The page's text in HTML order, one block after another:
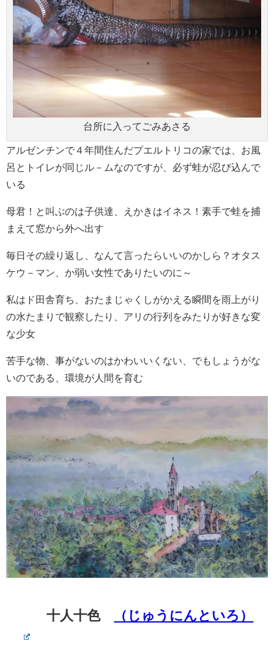
台所に入ってごみあさる
アルゼンチンで４年間住んだプエルトリコの家では、お風
呂とトイレが同じル－ムなのですが、必ず蛙が忍び込んで
いる
母君！と叫ぶのは子供達、えかきはイネス！素手で蛙を捕
まえて窓から外へ出す
毎日その繰り返し、なんて言ったらいいのかしら？オタス
ケウ－マン、か弱い女性でありたいのに～
私はド田舎育ち、おたまじゃくしがかえる瞬間を雨上がり
の水たまりで観察したり、アリの行列をみたりが好きな変
な少女
苦手な物、事がないのはかわいいくない、でもしょうがな
いのである、環境が人間を育む
十人十色 （じゅうにんといろ）